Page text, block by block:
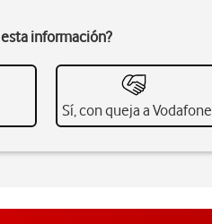
información?
Sí, con queja a Vodafone